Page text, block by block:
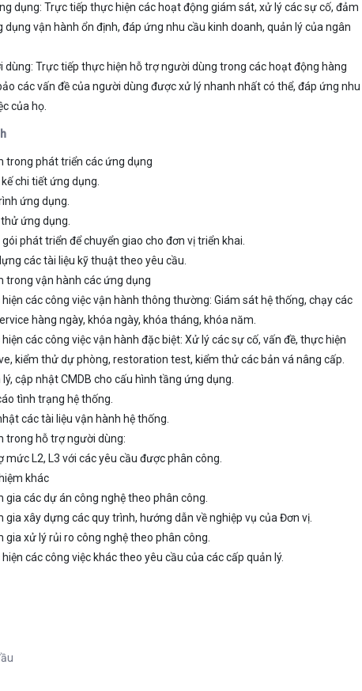
dụng: Trực tiếp thực hiện các hoạt động giám sát, xử lý các sự cố, đảm
dụng vận hành ổn định, đáp ứng nhu cầu kinh doanh, quản lý của ngân
dùng: Trực tiếp thực hiện hỗ trợ người dùng trong các hoạt động hàng
các vấn đề của người dùng được xử lý nhanh nhất có thể, đáp ứng nhu
của họ.
trong phát triển các ứng dụng
chi tiết ứng dụng.
ứng dụng.
thử ứng dụng.
phát triển để chuyển giao cho đơn vị triển khai.
các tài liệu kỹ thuật theo yêu cầu.
trong vận hành các ứng dụng
các công việc vận hành thông thường: Giám sát hệ thống, chạy các
hàng ngày, khóa ngày, khóa tháng, khóa năm.
các công việc vận hành đặc biệt: Xử lý các sự cố, vấn đề, thực hiện
kiểm thử dự phòng, restoration test, kiểm thử các bản vá nâng cấp.
lý, cập nhật CMDB cho cấu hình tầng ứng dụng.
tình trạng hệ thống.
các tài liệu vận hành hệ thống.
trong hỗ trợ người dùng:
mức L2, L3 với các yêu cầu được phân công.
khác
gia các dự án công nghệ theo phân công.
gia xây dựng các quy trình, hướng dẫn về nghiệp vụ của Đơn vị.
gia xử lý rủi ro công nghệ theo phân công.
các công việc khác theo yêu cầu của các cấp quản lý.